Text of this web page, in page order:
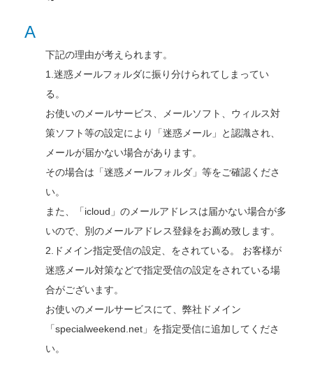
A
下記の理由が考えられます。
1.迷惑メールフォルダに振り分けられてしまってい
る。
お使いのメールサービス、メールソフト、ウィルス対
策ソフト等の設定により「迷惑メール」と認識され、
メールが届かない場合があります。
その場合は「迷惑メールフォルダ」等をご確認くださ
い。
また、「icloud」のメールアドレスは届かない場合が多
いので、別のメールアドレス登録をお薦め致します。
2.ドメイン指定受信の設定、をされている。 お客様が
迷惑メール対策などで指定受信の設定をされている場
合がございます。
お使いのメールサービスにて、弊社ドメイン
「specialweekend.net」を指定受信に追加してくださ
い。